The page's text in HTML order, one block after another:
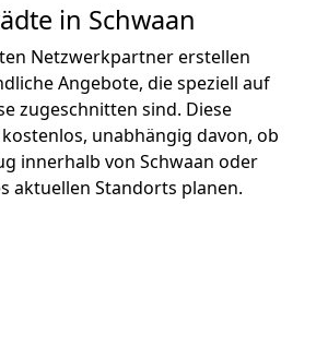
in Schwaan
Netzwerkpartner erstellen
Angebote, die speziell auf
zugeschnitten sind. Diese
unabhängig davon, ob
innerhalb von Schwaan oder
aktuellen Standorts planen.